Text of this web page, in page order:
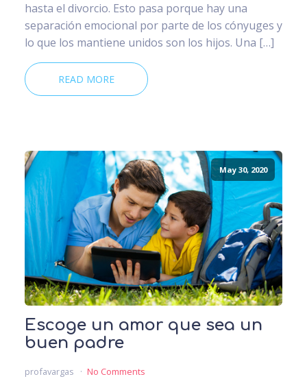
hasta el divorcio. Esto pasa porque hay una
separación emocional por parte de los cónyuges y
lo que los mantiene unidos son los hijos. Una […]
READ MORE
May 30, 2020
Escoge un amor que sea un
buen padre
profavargas No Comments